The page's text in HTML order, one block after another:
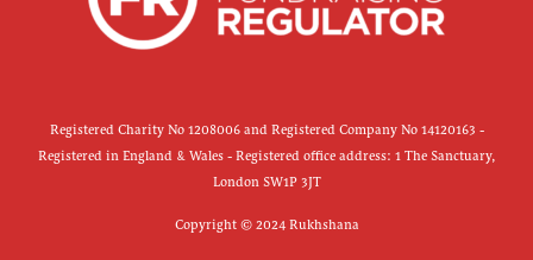
Registered Charity No 1208006 and Registered Company No 14120163 -
Registered in England & Wales - Registered office address: 1 The Sanctuary,
London SW1P 3JT
Copyright © 2024 Rukhshana